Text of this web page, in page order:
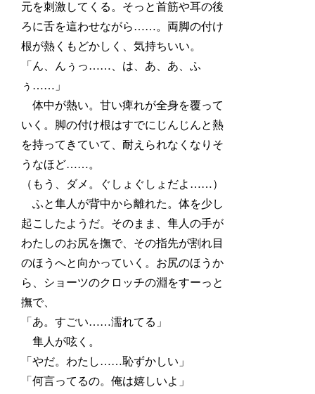
元を刺激してくる。そっと首筋や耳の後
ろに舌を這わせながら……。両脚の付け
根が熱くもどかしく、気持ちいい。
「ん、んぅっ……、は、あ、あ、ふ
ぅ……」
体中が熱い。甘い痺れが全身を覆って
いく。脚の付け根はすでにじんじんと熱
を持ってきていて、耐えられなくなりそ
うなほど……。
（もう、ダメ。ぐしょぐしょだよ……）
ふと隼人が背中から離れた。体を少し
起こしたようだ。そのまま、隼人の手が
わたしのお尻を撫で、その指先が割れ目
のほうへと向かっていく。お尻のほうか
ら、ショーツのクロッチの淵をすーっと
撫で、
「あ。すごい……濡れてる」
隼人が呟く。
「やだ。わたし……恥ずかしい」
「何言ってるの。俺は嬉しいよ」